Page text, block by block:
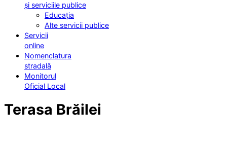
și serviciile publice
Educația
Alte servicii publice
Servicii
online
Nomenclatura
stradală
Monitorul
Oficial Local
Terasa Brăilei